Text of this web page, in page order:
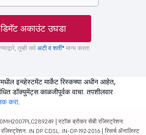
डिमॅट अकाउंट उघडा
तुम्ही सर्व अटी व शर्ती* मान्य करता
इन्व्हेस्टमेंट मार्केट रिस्कच्या अधीन आहेत,
डॉक्युमेंट्स काळजीपूर्वक वाचा. तपशीलवार
करा.
| स्टॉक ब्रोकर सेबी रजिस्ट्रेशन:
IN DP CDSL: IN-DP-192-2016 | रिसर्च ॲनालिस्ट